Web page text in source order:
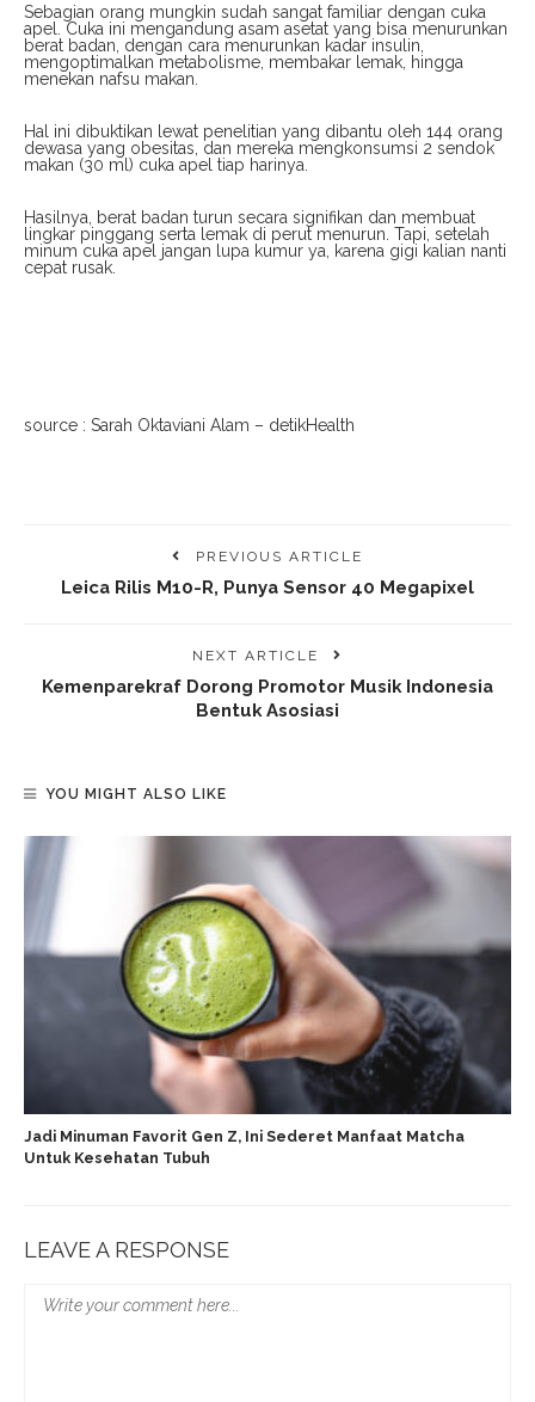
Sebagian orang mungkin sudah sangat familiar dengan cuka
apel. Cuka ini mengandung asam asetat yang bisa menurunkan
berat badan, dengan cara menurunkan kadar insulin,
mengoptimalkan metabolisme, membakar lemak, hingga
menekan nafsu makan.
Hal ini dibuktikan lewat penelitian yang dibantu oleh 144 orang
dewasa yang obesitas, dan mereka mengkonsumsi 2 sendok
makan (30 ml) cuka apel tiap harinya.
Hasilnya, berat badan turun secara signifikan dan membuat
lingkar pinggang serta lemak di perut menurun. Tapi, setelah
minum cuka apel jangan lupa kumur ya, karena gigi kalian nanti
cepat rusak.
source : Sarah Oktaviani Alam – detikHealth
PREVIOUS ARTICLE
Leica Rilis M10-R, Punya Sensor 40 Megapixel
NEXT ARTICLE
Kemenparekraf Dorong Promotor Musik Indonesia
Bentuk Asosiasi
YOU MIGHT ALSO LIKE
Jadi Minuman Favorit Gen Z, Ini Sederet Manfaat Matcha
Untuk Kesehatan Tubuh
LEAVE A RESPONSE